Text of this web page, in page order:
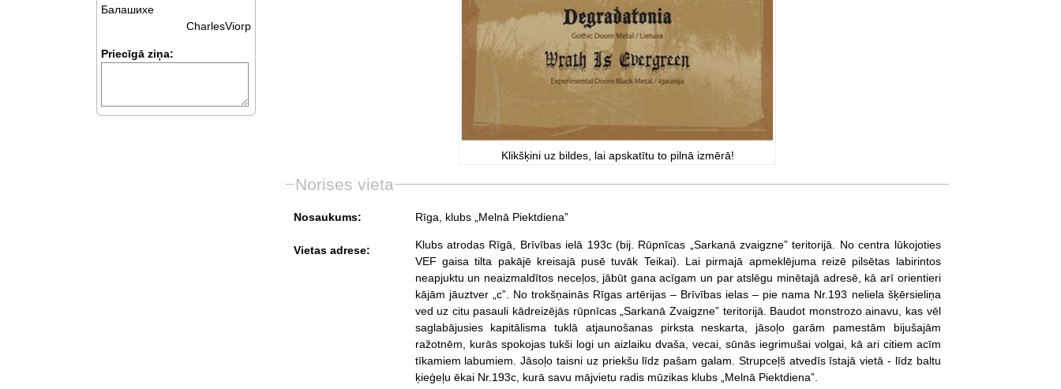
Klikšķini uz bildes, lai apskatītu to pilnā izmērā!
Norises vieta
Nosaukums: Rīga, klubs „Melnā Piektdiena”
Vietas adrese:
Klubs atrodas Rīgā, Brīvības ielā 193c (bij. Rūpnīcas „Sarkanā zvaigzne” teritorijā. No centra lūkojoties
VEF gaisa tilta pakājē kreisajā pusē tuvāk Teikai). Lai pirmajā apmeklējuma reizē pilsētas labirintos
neapjuktu un neaizmaldītos neceļos, jābūt gana acīgam un par atslēgu minētajā adresē, kā arī orientieri
kājām jāuztver „c”. No trokšņainās Rīgas artērijas – Brīvības ielas – pie nama Nr.193 neliela šķērsieliņa
ved uz citu pasauli kādreizējās rūpnīcas „Sarkanā Zvaigzne” teritorijā. Baudot monstrozo ainavu, kas vēl
saglabājusies kapitālisma tuklā atjaunošanas pirksta neskarta, jāsoļo garām pamestām bijušajām
ražotnēm, kurās spokojas tukši logi un aizlaiku dvaša, vecai, sūnās iegrimušai volgai, kā ari citiem acīm
tīkamiem labumiem. Jāsoļo taisni uz priekšu līdz pašam galam. Strupceļš atvedīs īstajā vietā - līdz baltu
ķieģeļu ēkai Nr.193c, kurā savu mājvietu radis mūzikas klubs „Melnā Piektdiena”.
Балашихе
CharlesViorp
Priecīgā ziņa: